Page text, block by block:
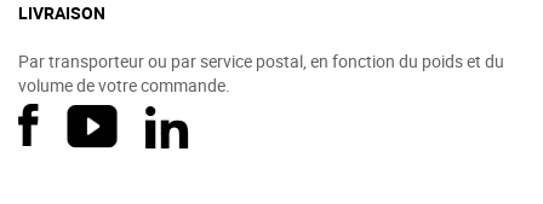
LIVRAISON
Par transporteur ou par service postal, en fonction du poids et du
volume de votre commande.